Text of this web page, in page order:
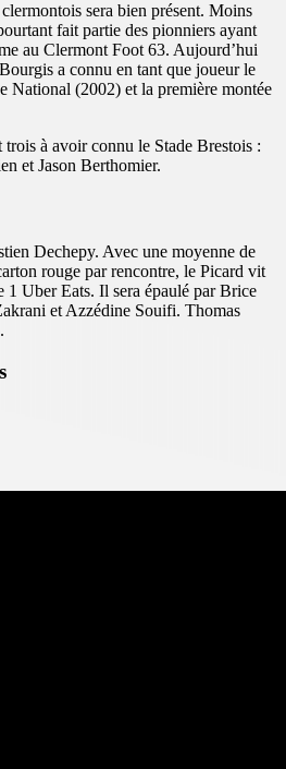
sera bien présent. Moins
fait partie des pionniers ayant
au Clermont Foot 63. Aujourd’hui
a connu en tant que joueur le
National (2002) et la première montée
à avoir connu le Stade Brestois :
et Jason Berthomier.
Dechepy. Avec une moyenne de
rouge par rencontre, le Picard vit
1 Uber Eats. Il sera épaulé par Brice
et Azzédine Souifi. Thomas